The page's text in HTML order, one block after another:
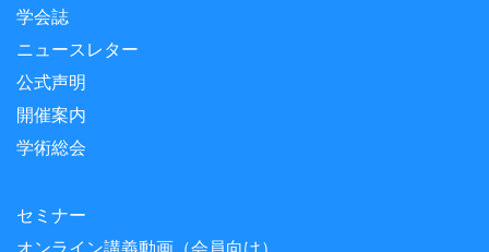
学会誌
ニュースレター
公式声明
開催案内
学術総会
セミナー
オンライン講義動画（会員向け）